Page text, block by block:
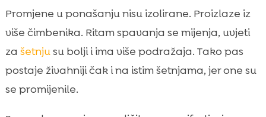
Promjene u ponašanju nisu izolirane. Proizlaze iz
više čimbenika. Ritam spavanja se mijenja, uvjeti
za šetnjusu bolji i ima više podražaja. Tako pas
postaje živahniji čak i na istim šetnjama, jer one su
se promijenile.